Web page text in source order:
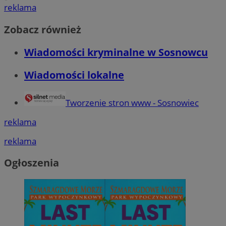
reklama
Zobacz również
Wiadomości kryminalne w Sosnowcu
Wiadomości lokalne
Tworzenie stron www - Sosnowiec
reklama
reklama
Ogłoszenia
QeSessID
euds .rfihub.com
VISITOR_PRIVACY_METADATA
YouTube
.youtube.com
Google Privacy Policy